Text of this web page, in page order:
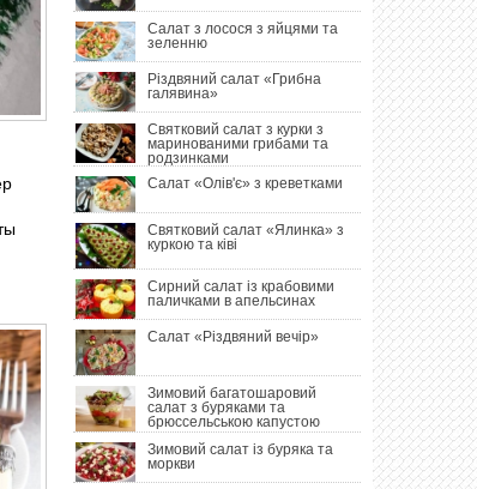
Салат з лосося з яйцями та
зеленню
Різдвяний салат «Грибна
галявина»
Святковий салат з курки з
маринованими грибами та
родзинками
Салат «Олів'є» з креветками
Святковий салат «Ялинка» з
куркою та ківі
Сирний салат із крабовими
паличками в апельсинах
Салат «Різдвяний вечір»
Зимовий багатошаровий
салат з буряками та
брюссельською капустою
Зимовий салат із буряка та
моркви